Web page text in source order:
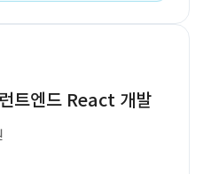
트엔드 React 개발